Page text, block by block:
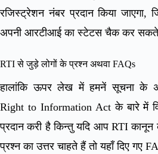
रजिस्ट्रेशन नंबर प्रदान किया
अपनी आरटीआई का स्टेटस चैक कर
RTI से जुड़े लोगों के प्रश्न अथवा FAQs
हालांकि ऊपर लेख में हमनें सूचना के
Right to Information Act के बारे में
प्रदान करी है किन्तु यदि आप RTI कानून
प्रश्न का उत्तर चाहते हैं तो यहाँ दिए गए